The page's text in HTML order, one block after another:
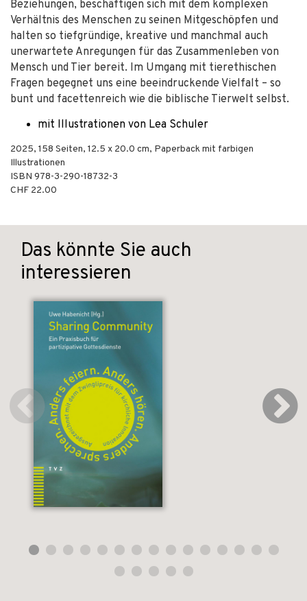
Beziehungen, beschäftigen sich mit dem komplexen
Verhältnis des Menschen zu seinen Mitgeschöpfen und
halten so tiefgründige, kreative und manchmal auch
unerwartete Anregungen für das Zusammenleben von
Mensch und Tier bereit. Im Umgang mit tierethischen
Fragen begegnet uns eine beeindruckende Vielfalt – so
bunt und facettenreich wie die biblische Tierwelt selbst.
mit Illustrationen von Lea Schuler
2025, 158 Seiten, 12.5 x 20.0 cm, Paperback mit farbigen
Illustrationen
ISBN 978-3-290-18732-3
CHF 22.00
Das könnte Sie auch
interessieren